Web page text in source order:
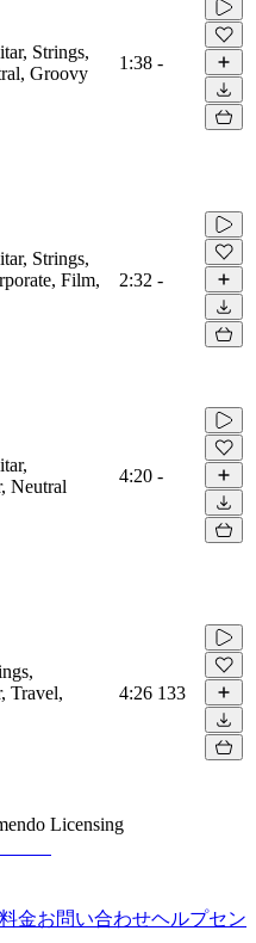
Strings,
Groovy
1:38 -
Strings,
Film,
2:32 -
Neutral
4:20 -
Travel,
4:26 133
Licensing
料金お問い合わせヘルプセン